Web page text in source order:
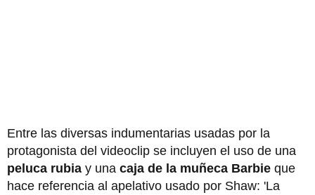
Entre las diversas indumentarias usadas por la
protagonista del videoclip se incluyen el uso de una
peluca rubia y una caja de la muñeca Barbie que
hace referencia al apelativo usado por Shaw: 'La